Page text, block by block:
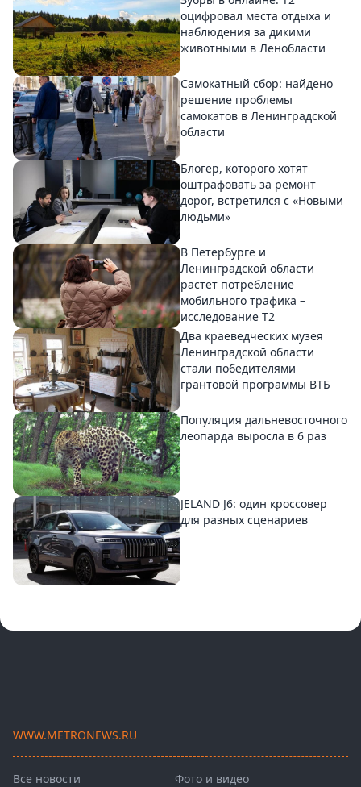
оцифровал места отдыха и
наблюдения за дикими
животными в Ленобласти
Самокатный сбор: найдено
решение проблемы
самокатов в Ленинградской
области
Блогер, которого хотят
оштрафовать за ремонт
дорог, встретился с «Новыми
людьми»
В Петербурге и
Ленинградской области
растет потребление
мобильного трафика –
исследование T2
Два краеведческих музея
Ленинградской области
стали победителями
грантовой программы ВТБ
Популяция дальневосточного
леопарда выросла в 6 раз
JELAND J6: один кроссовер
для разных сценариев
WWW.METRONEWS.RU
Все новости
Фото и видео